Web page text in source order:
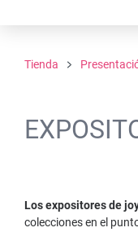
Tienda
Los expositores de
colecciones en el